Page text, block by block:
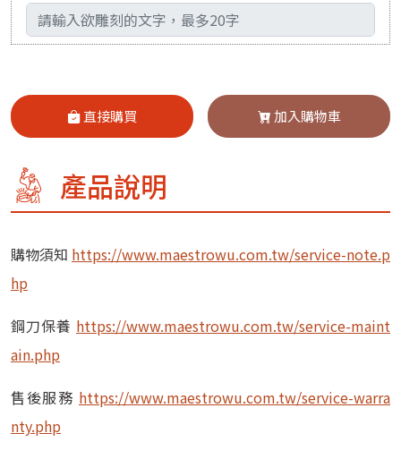
輸入文字
直接購買 加入購物車
產品說明
購物須知 https://www.maestrowu.com.tw/service-note.p
hp
鋼刀保養 https://www.maestrowu.com.tw/service-maint
ain.php
售後服務 https://www.maestrowu.com.tw/service-warra
nty.php